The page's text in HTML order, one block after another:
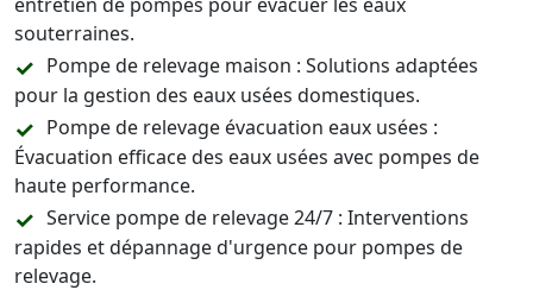
souterraines.
Pompe de relevage maison : Solutions adaptées
pour la gestion des eaux usées domestiques.
Pompe de relevage évacuation eaux usées :
Évacuation efficace des eaux usées avec pompes de
haute performance.
Service pompe de relevage 24/7 : Interventions
rapides et dépannage d'urgence pour pompes de
relevage.